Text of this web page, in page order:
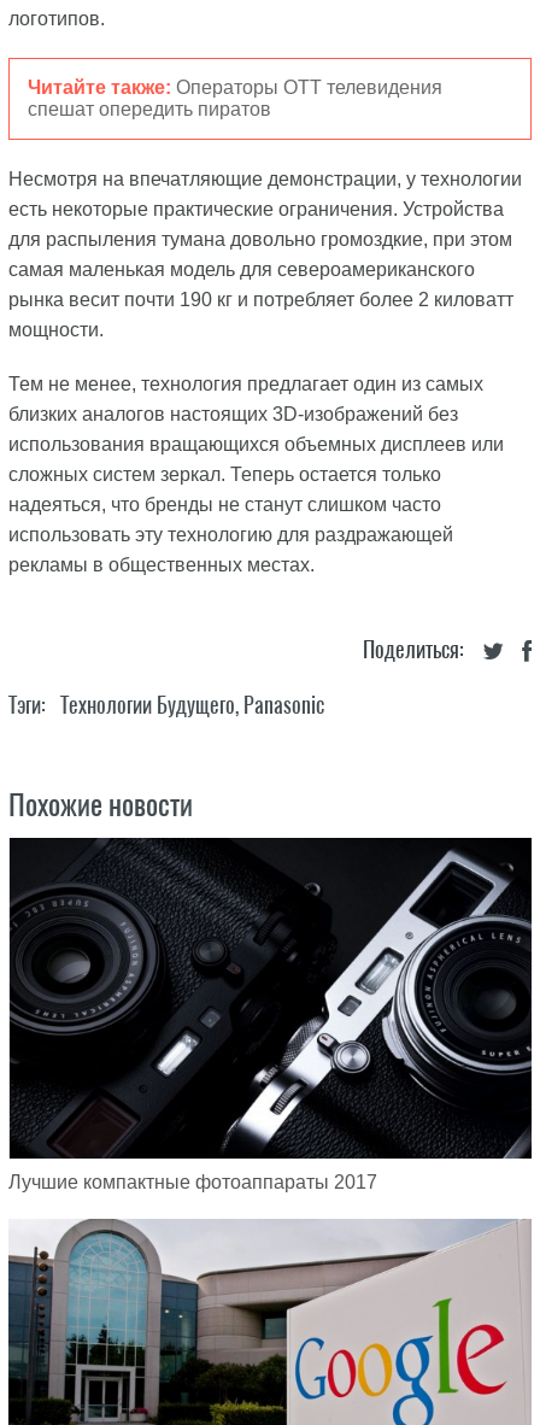
логотипов.
Читайте также: Операторы ОТТ телевидения
спешат опередить пиратов
Несмотря на впечатляющие демонстрации, у технологии
есть некоторые практические ограничения. Устройства
для распыления тумана довольно громоздкие, при этом
самая маленькая модель для североамериканского
рынка весит почти 190 кг и потребляет более 2 киловатт
мощности.
Тем не менее, технология предлагает один из самых
близких аналогов настоящих 3D-изображений без
использования вращающихся объемных дисплеев или
сложных систем зеркал. Теперь остается только
надеяться, что бренды не станут слишком часто
использовать эту технологию для раздражающей
рекламы в общественных местах.
Поделиться:
Тэги: Технологии Будущего, Panasonic
Похожие новости
Лучшие компактные фотоаппараты 2017